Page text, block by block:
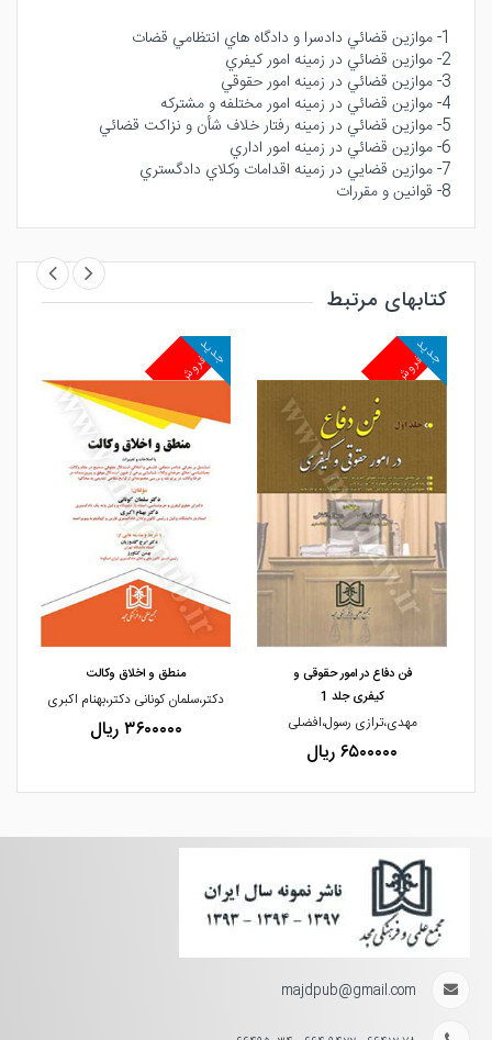
1- موازين قضائي دادسرا و دادگاه هاي انتظامي قضات
2- موازين قضائي در زمينه امور كيفري
3- موازين قضائي در زمينه امور حقوقي
4- موازين قضائي در زمينه امور مختلفه و مشتركه
5- موازين قضائي در زمينه رفتار خلاف شأن و نزاكت قضائي
6- موازين قضائي در زمينه امور اداري
7- موازين قضايي در زمينه اقدامات وكلاي دادگستري
8- قوانين و مقررات
کتابهای مرتبط
مشاهده و خرید
پرفروش
جدید
مشاهده و خرید
فن دفاع در امور حقوقی و
کیفری جلد 1
مهدی،ترازی رسول،افضلی
۶۵۰۰۰۰۰ ریال
پرفروش
جدید
منطق و اخلاق وکالت
دکتر،سلمان کونانی دکتر،بهنام اکبری
۳۶۰۰۰۰۰ ریال
majdpub@gmail.com